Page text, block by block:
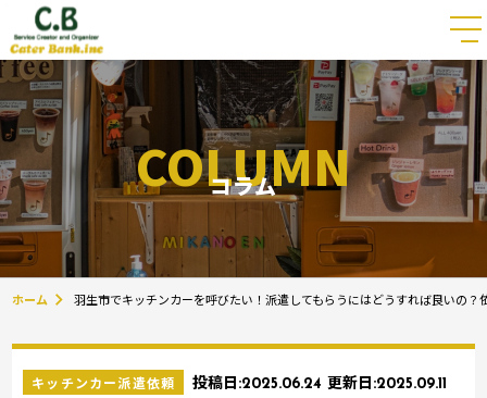
COLUMN
コラム
ホーム 羽生市でキッチンカーを呼びたい！派遣してもらうにはどうすれば良いの？
キッチンカー派遣依頼 投稿日:2025.06.24 更新日:2025.09.11